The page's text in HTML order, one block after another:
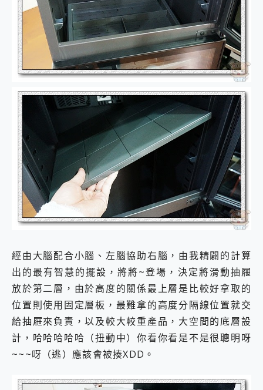
經由大腦配合小腦、左腦協助右腦，由我精闢的計算
出的最有智慧的擺設，將將~登場，決定將滑動抽屜
放於第二層，由於高度的關係最上層是比較好拿取的
位置則使用固定層板，最難拿的高度分隔線位置就交
給抽屜來負責，以及較大較重產品，大空間的底層設
計，哈哈哈哈哈（扭動中）你看你看是不是很聰明呀
~~~呀（逃）應該會被揍XDD。